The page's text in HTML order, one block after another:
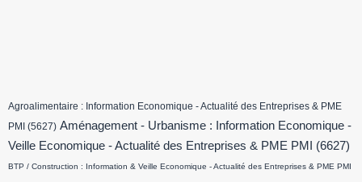
Agroalimentaire : Information Economique - Actualité des Entreprises & PME
PMI (5627) Aménagement - Urbanisme : Information Economique -
Veille Economique - Actualité des Entreprises & PME PMI
(6627)
BTP / Construction : Information & Veille Economique - Actualité des Entreprises & PME PMI